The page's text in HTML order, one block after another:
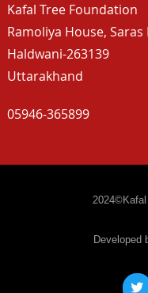
Kafal Tree Foundation
Ramoliya House, Saras
Haldwani-263139
Uttarakhand
05946-365899
Developed